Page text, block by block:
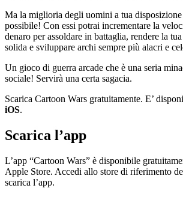
Ma la miglioria degli uomini a tua
possibile! Con essi potrai incrementare la
denaro per assoldare in battaglia, rendere la
solida e sviluppare archi sempre più alacri e
Un gioco di guerra arcade che è una seria
sociale! Servirà una certa sagacia.
Scarica Cartoon Wars gratuitamente. E’
iOS.
Scarica l’app
L’app “Cartoon Wars” è disponibile
Apple Store. Accedi allo store di riferimento
scarica l’app.